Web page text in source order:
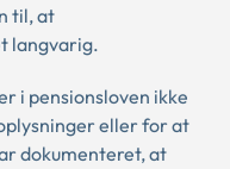
til, at
langvarig.
i pensionsloven ikke
eller for at
dokumenteret, at